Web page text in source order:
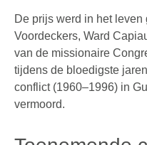
De prijs werd in het leven
Voordeckers, Ward
van de missionaire
tijdens de bloedigste
conflict (1960–1996) in
vermoord.